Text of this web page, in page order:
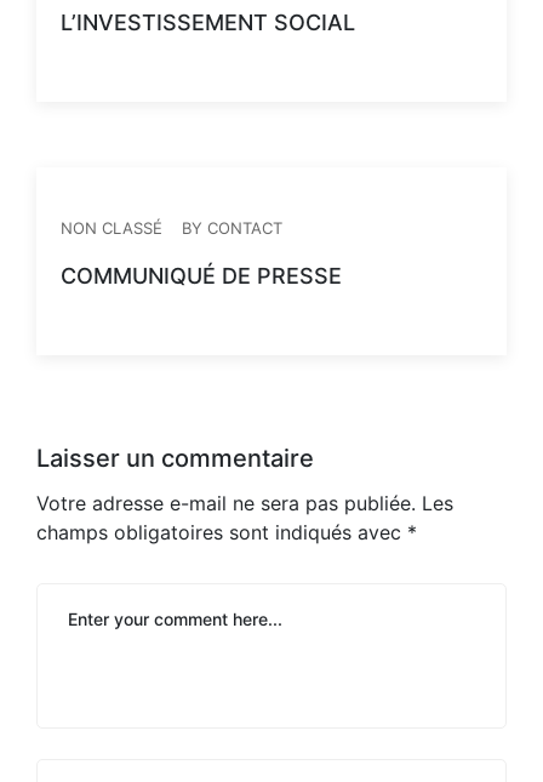
L’INVESTISSEMENT SOCIAL
NON CLASSÉ BY CONTACT
​COMMUNIQUÉ DE PRESSE
Laisser un commentaire
Votre adresse e-mail ne sera pas publiée. Les
champs obligatoires sont indiqués avec *